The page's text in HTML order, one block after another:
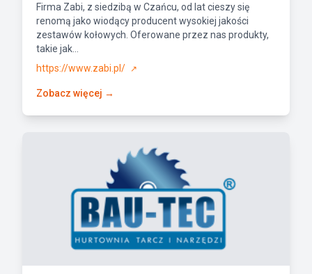
Firma Zabi, z siedzibą w Czańcu, od lat cieszy się
renomą jako wiodący producent wysokiej jakości
zestawów kołowych. Oferowane przez nas produkty,
takie jak...
https://www.zabi.pl/
↗
Zobacz więcej →